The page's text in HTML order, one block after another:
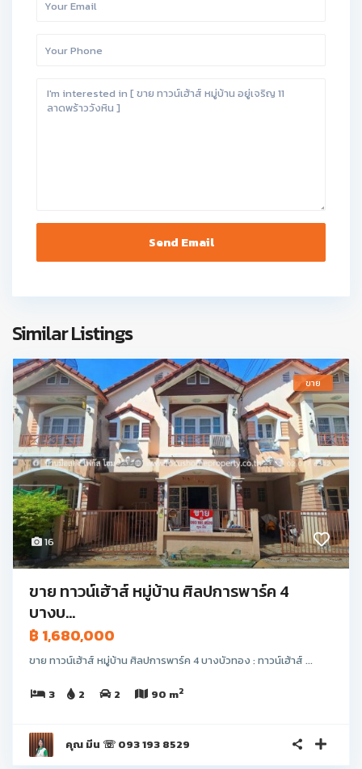
Similar Listings
16
ขาย
ขาย ทาวน์เฮ้าส์ หมู่บ้าน ศิลปการพาร์ค 4
บางบ...
฿ 1,680,000
ขาย ทาวน์เฮ้าส์ หมู่บ้าน ศิลปการพาร์ค 4 บางบัวทอง : ทาวน์เฮ้าส์ ...
3 2 2 90 m2
คุณ มีน ☏ 093 193 8529